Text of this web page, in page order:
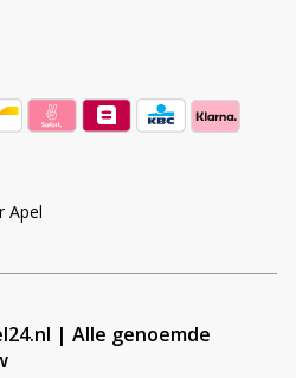
Apel
| Alle genoemde